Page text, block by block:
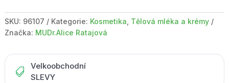
/
75
SKU: 96107 Kategorie: Kosmetika Tělová mléka a krémy
Značka: MUDr.Alice Ratajová

Velkoobchodní
SLEVY